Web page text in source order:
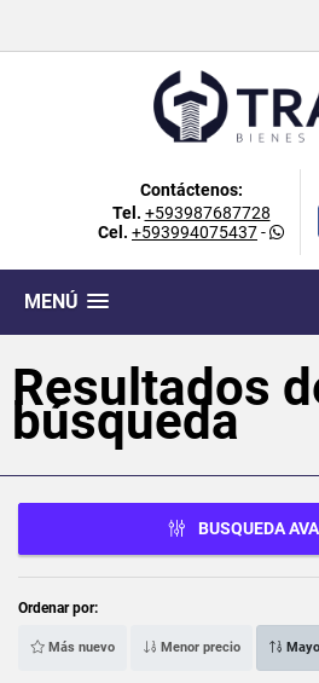
Contáctenos:
Tel. +593987687728
Cel. +593994075437-
MENÚ
Resultados
búsqueda
BUSQUEDA
Ordenar por:
Más nuevo Menor precio